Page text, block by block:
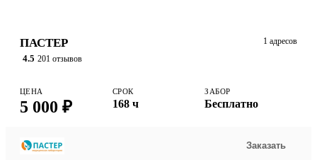
ПАСТЕР
4.5 201 отзывов
1 адресов
ЦЕНА
5 000 ₽
СРОК
168 ч
ЗАБОР
Бесплатно
Заказать